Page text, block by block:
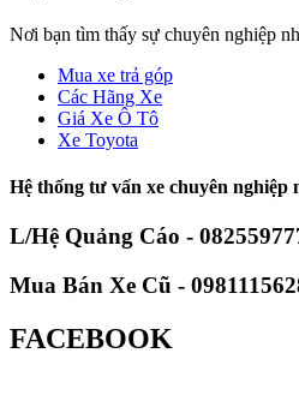
Nơi bạn tìm thấy sự chuyên nghiệp
Mua xe trả góp
Các Hãng Xe
Giá Xe Ô Tô
Xe Toyota
Hệ thống tư vấn xe chuyên nghiệp
L/Hệ Quảng Cáo -
Mua Bán Xe Cũ -
FACEBOOK